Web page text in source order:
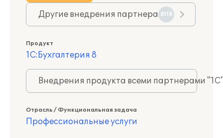
Другие внедрения партнера 8118
Продукт
1С:Бухгалтерия 8
Внедрения продукта всеми партнерами
Отрасль / Функциональная задача
Профессиональные услуги